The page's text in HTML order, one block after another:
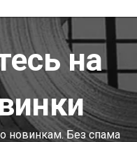
на
новинкам. Без спама